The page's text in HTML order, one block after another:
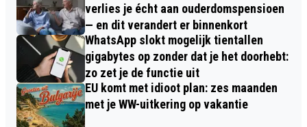
verlies je écht aan ouderdomspensioen
— en dit verandert er binnenkort
WhatsApp slokt mogelijk tientallen
gigabytes op zonder dat je het doorhebt:
zo zet je de functie uit
EU komt met idioot plan: zes maanden
met je WW-uitkering op vakantie